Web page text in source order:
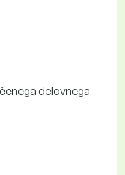
delovnega